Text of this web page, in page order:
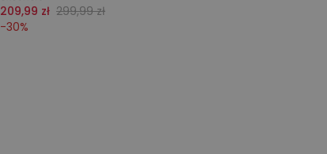
209,99 zł 299,99 zł
-30%